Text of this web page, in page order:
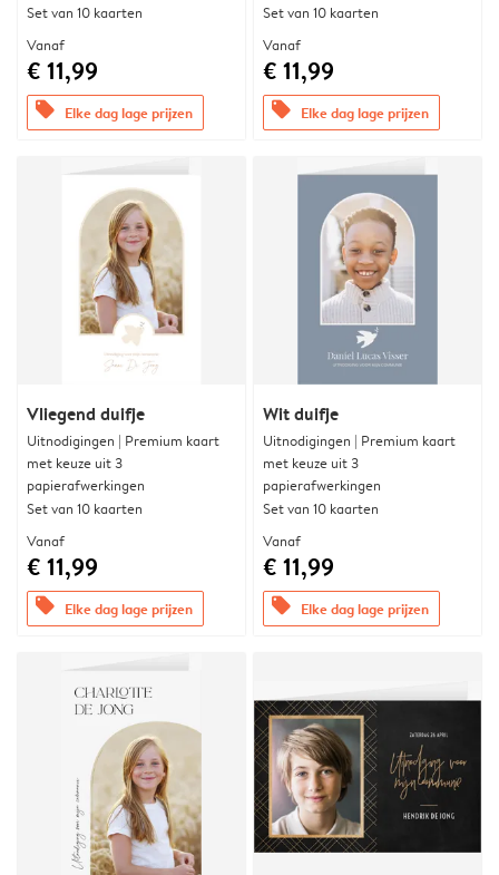
Set van 10 kaarten
Vanaf
€ 11,99
offers Elke dag lage prijzen
Set van 10 kaarten
Vanaf
€ 11,99
offers Elke dag lage prijzen
Vliegend duifje
Uitnodigingen | Premium kaart
met keuze uit 3
papierafwerkingen
Set van 10 kaarten
Vanaf
€ 11,99
offers Elke dag lage prijzen
Wit duifje
Uitnodigingen | Premium kaart
met keuze uit 3
papierafwerkingen
Set van 10 kaarten
Vanaf
€ 11,99
offers Elke dag lage prijzen